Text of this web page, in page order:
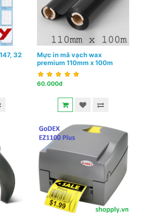
32
Mực in mã vạch wax
premium 110mm x 100m
60.000đ